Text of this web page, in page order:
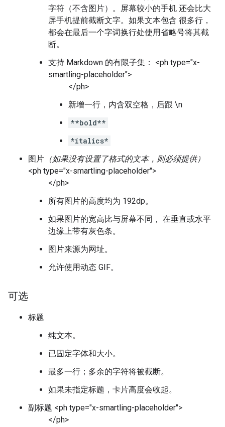
字符（不含图片）。屏幕较小的手机 还会比大
屏手机提前截断文字。如果文本包含 很多行，
都会在最后一个字词换行处使用省略号将其截
断。
支持 Markdown 的有限子集： <ph type="x-
smartling-placeholder">
</ph>
新增一行，内含双空格，后跟 \n
**bold**
*italics*
图片 （如果没有设置了格式的文本，则必须提供）
<ph type="x-smartling-placeholder">
</ph>
所有图片的高度均为 192dp。
如果图片的宽高比与屏幕不同， 在垂直或水平
边缘上带有灰色条。
图片来源为网址。
允许使用动态 GIF。
可选
标题
纯文本。
已固定字体和大小。
最多一行；多余的字符将被截断。
如果未指定标题，卡片高度会收起。
副标题 <ph type="x-smartling-placeholder">
</ph>